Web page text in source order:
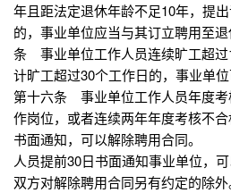
年且距法定退休年龄不足10年，提
的，事业单位应当与其订立聘用
条 事业单位工作人员连续旷工超过
计旷工超过30个工作日的，事业
第十六条 事业单位工作人员年度考
作岗位，或者连续两年年度考核不
书面通知，可以解除聘用合同。
人员提前30日书面通知事业单位，
双方对解除聘用合同另有约定的